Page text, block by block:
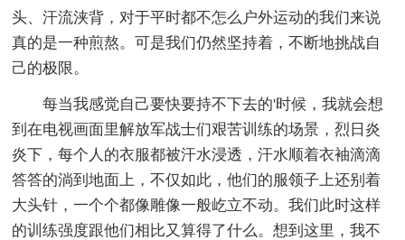
头、汗流浃背，对于平时都不怎么户外运动的我们来说
真的是一种煎熬。可是我们仍然坚持着，不断地挑战自
己的极限。
每当我感觉自己要快要持不下去的'时候，我就会想
到在电视画面里解放军战士们艰苦训练的场景，烈日炎
炎下，每个人的衣服都被汗水浸透，汗水顺着衣袖滴滴
答答的淌到地面上，不仅如此，他们的服领子上还别着
大头针，一个个都像雕像一般屹立不动。我们此时这样
的训练强度跟他们相比又算得了什么。想到这里，我不